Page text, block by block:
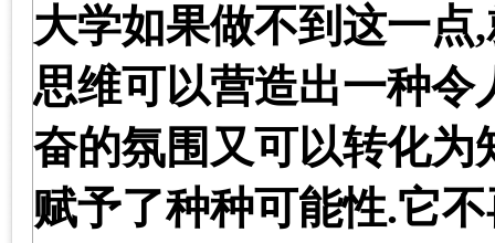
大学如果做不到这一点,
思维可以营造出一种令
奋的氛围又可以转化为
赋予了种种可能性.它